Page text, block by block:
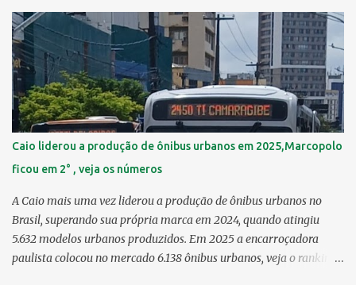
Curado 7,98 km² 5º Boa Viagem 7,76 km² > no Censo 2010 : 7,53
km² 6º Imbiribeira 6,65 km² > no Censo 2010 : 6,66 km² 7º Pina
6,29 km² 8º Dois Irmãos 5,85 km² 9º Barro 4,54 km² 10º Iputinga
4,33 km² > no Censo 2010 : 4,34 km² 11º Cohab 4,33 km² > no
Censo 2010: 4,26 km² 12º Passarinho 4,06 km² 13º Santo Amaro
3,80 km² 14º Afogados 3,69 km² 15º Cordeiro 3,40 km² 16º São José
3,26 km² 17º Dois Unidos 3,12 km² 18...
Caio liderou a produção de ônibus urbanos em 2025,Marcopolo
ficou em 2° , veja os números
A Caio mais uma vez liderou a produção de ônibus urbanos no
Brasil, superando sua própria marca em 2024, quando atingiu
5.632 modelos urbanos produzidos. Em 2025 a encarroçadora
paulista colocou no mercado 6.138 ônibus urbanos, veja o ranking